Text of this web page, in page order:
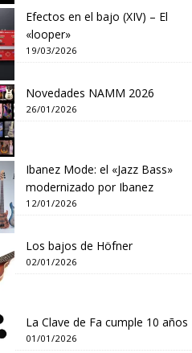
Efectos en el bajo (XIV) – El
«looper»
19/03/2026
Novedades NAMM 2026
26/01/2026
Ibanez Mode: el «Jazz Bass»
modernizado por Ibanez
12/01/2026
Los bajos de Höfner
02/01/2026
La Clave de Fa cumple 10 años
01/01/2026